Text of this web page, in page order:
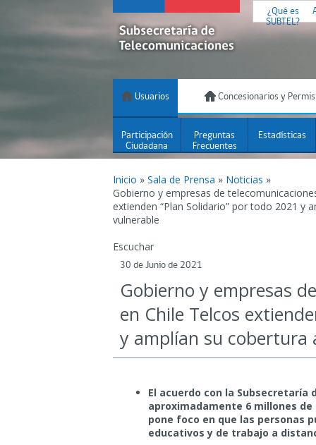
¿Qué es
SUBTEL?
Usuarios Concesionarios y
Participación
Ciudadana
Preguntas
Frecuentes
Estadísticas
Inicio » Sala de Prensa » Noticias »
Gobierno y empresas de
extienden “Plan Solidario” por todo 2021 y
vulnerable
Escuchar
30 de Junio de 2021
Gobierno y empresas
en Chile Telcos
y amplían su cobertura
El acuerdo con la
aproximadamente 6 millones
pone foco en que las personas
educativos y de trabajo a